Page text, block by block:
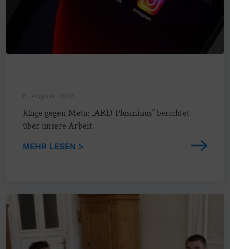
6. August 2026
Klage gegen Meta: „ARD Plusminus“ berichtet
über unsere Arbeit
MEHR LESEN >